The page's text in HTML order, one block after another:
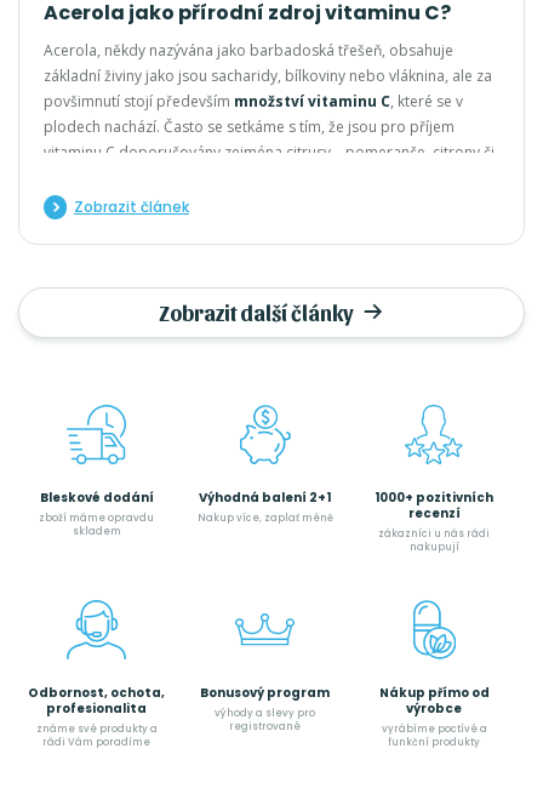
Acerola jako přírodní zdroj vitaminu C?
Acerola, někdy nazývána jako barbadoská třešeň, obsahuje
základní živiny jako jsou sacharidy, bílkoviny nebo vláknina, ale za
povšimnutí stojí především množství vitaminu C, které se v
plodech nachází. Často se setkáme s tím, že jsou pro příjem
vitaminu C doporučovány zejména citrusy – pomeranče, citrony či
4,5 % vitaminu C, což je asi 30x více než u pomerančů.
Zobrazit článek
Zobrazit další články
Bleskové dodání
zboží máme opravdu
skladem
Výhodná balení 2+1
Nakup více, zaplať méně
1000+ pozitivních
recenzí
zákazníci u nás rádi
nakupují
Odbornost, ochota,
profesionalita
známe své produkty a
rádi Vám poradíme
Bonusový program
výhody a slevy pro
registrované
Nákup přímo od
výrobce
vyrábíme poctívé a
funkční produkty